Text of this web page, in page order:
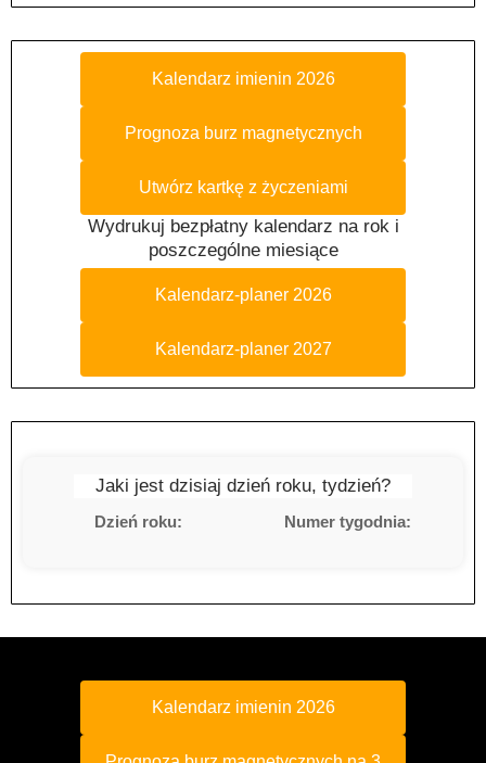
Kalendarz imienin 2026
Prognoza burz magnetycznych
Utwórz kartkę z życzeniami
Wydrukuj bezpłatny kalendarz na rok i
poszczególne miesiące
Kalendarz-planer 2026
Kalendarz-planer 2027
Jaki jest dzisiaj dzień roku, tydzień?
Dzień roku: Numer tygodnia:
Kalendarz imienin 2026